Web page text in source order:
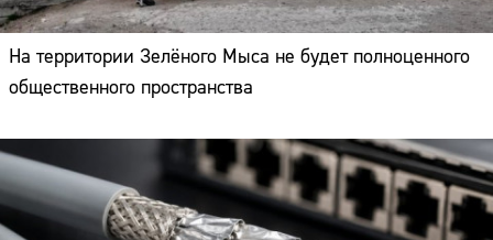
На территории Зелёного Мыса не будет полноценного
общественного пространства